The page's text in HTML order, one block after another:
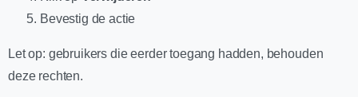
Bevestig de actie
Let op: gebruikers die eerder toegang hadden, behouden
deze rechten.